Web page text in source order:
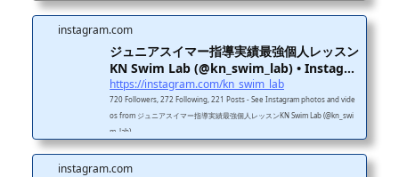
再現性のある指導メソッドで、結果につながる成長を実現します。 成長を止
す。 11年連続J...
instagram.com
ジュニアスイマー指導実績最強個人レッスン
KN Swim Lab (@kn_swim_lab) • Instagr
a...
https://instagram.com/kn_swim_lab
720 Followers, 272 Following, 221 Posts - See Instagram photos and vide
os from ジュニアスイマー指導実績最強個人レッスンKN Swim Lab (@kn_swi
m_lab)
instagram.com